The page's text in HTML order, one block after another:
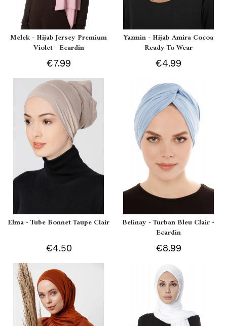
Melek - Hijab Jersey Premium
Violet - Ecardin
€7.99
Yazmin - Hijab Amira Cocoa
Ready To Wear
€4.99
Elma - Tube Bonnet Taupe Clair
€4.50
Belinay - Turban Bleu Clair -
Ecardin
€8.99